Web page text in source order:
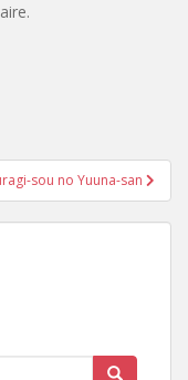
sou no Yuuna-san